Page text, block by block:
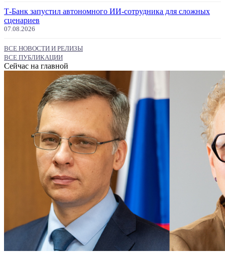
Т-Банк запустил автономного ИИ-сотрудника для сложных
сценариев
07.08.2026
ВСЕ НОВОСТИ И РЕЛИЗЫ
ВСЕ ПУБЛИКАЦИИ
Сейчас на главной